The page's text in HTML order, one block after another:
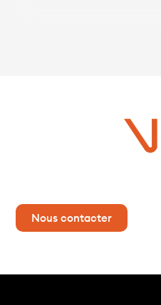
Nous contacter